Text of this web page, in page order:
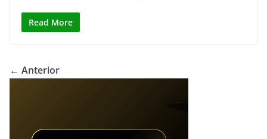
Read More
← Anterior